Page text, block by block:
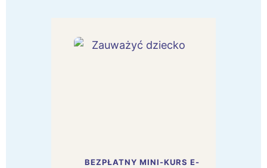
BEZPŁATNY MINI-KURS E-